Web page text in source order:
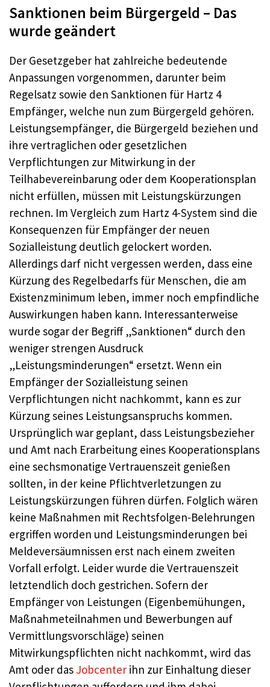
Sanktionen beim Bürgergeld – Das
wurde geändert
Der Gesetzgeber hat zahlreiche bedeutende
Anpassungen vorgenommen, darunter beim
Regelsatz sowie den Sanktionen für Hartz 4
Empfänger, welche nun zum Bürgergeld gehören.
Leistungsempfänger, die Bürgergeld beziehen und
ihre vertraglichen oder gesetzlichen
Verpflichtungen zur Mitwirkung in der
Teilhabevereinbarung oder dem Kooperationsplan
nicht erfüllen, müssen mit Leistungskürzungen
rechnen. Im Vergleich zum Hartz 4-System sind die
Konsequenzen für Empfänger der neuen
Sozialleistung deutlich gelockert worden.
Allerdings darf nicht vergessen werden, dass eine
Kürzung des Regelbedarfs für Menschen, die am
Existenzminimum leben, immer noch empfindliche
Auswirkungen haben kann. Interessanterweise
wurde sogar der Begriff „Sanktionen“ durch den
weniger strengen Ausdruck
„Leistungsminderungen“ ersetzt. Wenn ein
Empfänger der Sozialleistung seinen
Verpflichtungen nicht nachkommt, kann es zur
Kürzung seines Leistungsanspruchs kommen.
Ursprünglich war geplant, dass Leistungsbezieher
und Amt nach Erarbeitung eines Kooperationsplans
eine sechsmonatige Vertrauenszeit genießen
sollten, in der keine Pflichtverletzungen zu
Leistungskürzungen führen dürfen. Folglich wären
keine Maßnahmen mit Rechtsfolgen-Belehrungen
ergriffen worden und Leistungsminderungen bei
Meldeversäumnissen erst nach einem zweiten
Vorfall erfolgt. Leider wurde die Vertrauenszeit
letztendlich doch gestrichen. Sofern der
Empfänger von Leistungen (Eigenbemühungen,
Maßnahmeteilnahmen und Bewerbungen auf
Vermittlungsvorschläge) seinen
Mitwirkungspflichten nicht nachkommt, wird das
Amt oder das Jobcenter ihn zur Einhaltung dieser